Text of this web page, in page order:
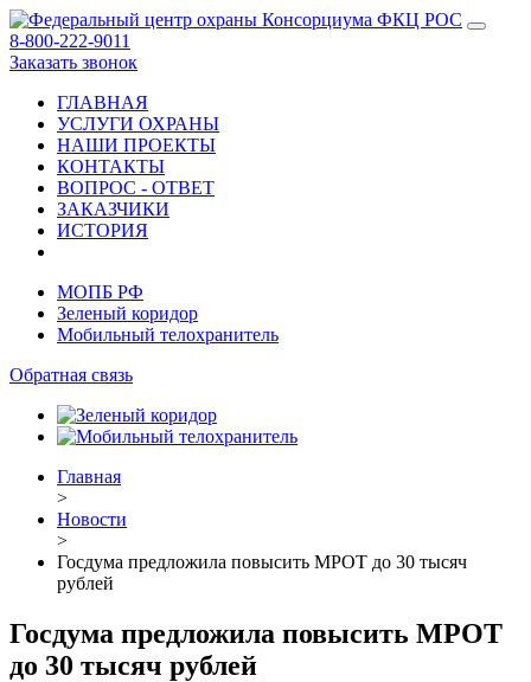
8-800-222-9011
Заказать звонок
ГЛАВНАЯ
УСЛУГИ ОХРАНЫ
НАШИ ПРОЕКТЫ
КОНТАКТЫ
ВОПРОС - ОТВЕТ
ЗАКАЗЧИКИ
ИСТОРИЯ
МОПБ РФ
Зеленый коридор
Мобильный телохранитель
Обратная связь
Главная
>
Новости
>
Госдума предложила повысить МРОТ до 30 тысяч
рублей
Госдума предложила повысить МРОТ
до 30 тысяч рублей